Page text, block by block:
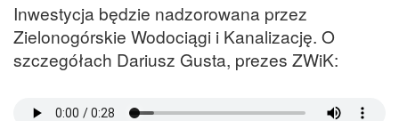
Inwestycja będzie nadzorowana przez
Zielonogórskie Wodociągi i Kanalizację. O
szczegółach Dariusz Gusta, prezes ZWiK: